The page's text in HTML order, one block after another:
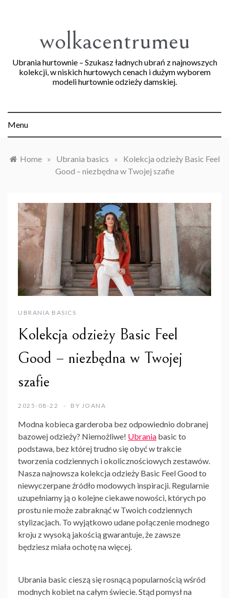
wolkacentrumeu
Ubrania hurtownie – Szukasz ładnych ubrań z najnowszych
kolekcji, w niskich hurtowych cenach i dużym wyborem
modeli hurtownie odzieży damskiej.
Menu
Home » Ubrania basics »
Kolekcja odzieży Basic Feel
Good – niezbędna w Twojej szafie
UBRANIA BASICS
Kolekcja odzieży Basic Feel
Good – niezbędna w Twojej
szafie
2025-08-22 BY JOANA
Modna kobieca garderoba bez odpowiednio dobranej
bazowej odzieży? Niemożliwe! Ubrania basic to
podstawa, bez której trudno się obyć w trakcie
tworzenia codziennych i okolicznościowych zestawów.
Nasza najnowsza kolekcja odzieży Basic Feel Goodto
niewyczerpane źródło modowych inspiracji. Regularnie
uzupełniamy ją o kolejne ciekawe nowości, których po
prostu nie może zabraknąć w Twoich codziennych
stylizacjach. To wyjątkowo udane połączenie modnego
kroju z wysoką jakością gwarantuje, że zawsze
będziesz miała ochotę na więcej.
Ubrania basic cieszą się rosnącą popularnością wśród
modnych kobiet na całym świecie. Stąd pomysł na